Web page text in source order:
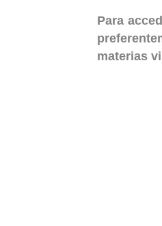
Para
materias